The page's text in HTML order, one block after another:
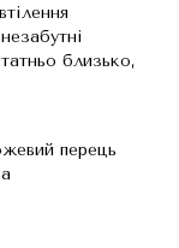
близько,
перець